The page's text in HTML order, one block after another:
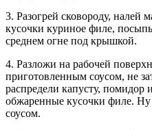
3. Разогрей сковороду, налей
кусочки куриное филе,
среднем огне под крышкой.
4. Разложи на рабочей
приготовленным соусом, не
распредели капусту,
обжаренные кусочки филе. Ну
соусом.